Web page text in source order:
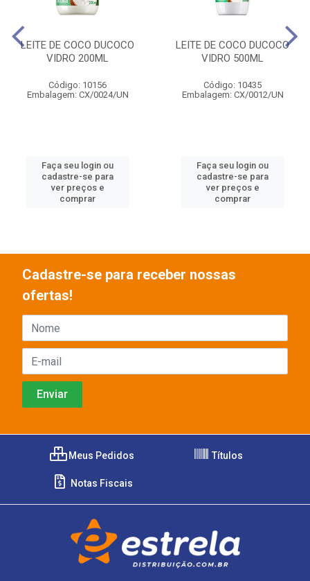
LEITE DE COCO DUCOCO
VIDRO 200ML
Código: 10156
Embalagem: CX/0024/UN
Faça seu login ou
cadastre-se para
ver preços e
comprar
LEITE DE COCO DUCOCO
VIDRO 500ML
Código: 10435
Embalagem: CX/0012/UN
Faça seu login ou
cadastre-se para
ver preços e
comprar
Cadastre-se para receber nossas
ofertas!
Meus Pedidos Títulos
Notas Fiscais